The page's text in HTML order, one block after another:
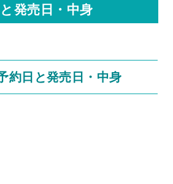
発売日・中身
約日と発売日・中身